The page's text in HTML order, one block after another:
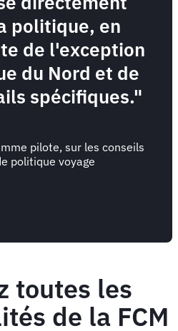
politique, en
de l'exception
du Nord et de
spécifiques."
pilote, sur les conseils
politique voyage
toutes les
de la FCM